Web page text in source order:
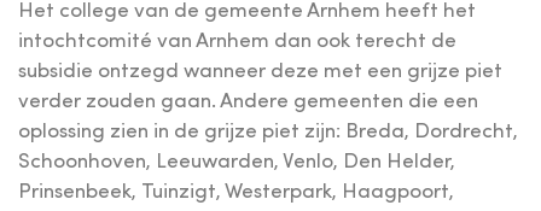
Het college van de gemeente Arnhem heeft het
intochtcomité van Arnhem dan ook terecht de
subsidie ontzegd wanneer deze met een grijze piet
verder zouden gaan. Andere gemeenten die een
oplossing zien in de grijze piet zijn: Breda, Dordrecht,
Schoonhoven, Leeuwarden, Venlo, Den Helder,
Prinsenbeek, Tuinzigt, Westerpark, Haagpoort,